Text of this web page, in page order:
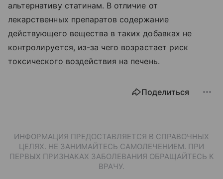
альтернативу статинам. В отличие от
лекарственных препаратов содержание
действующего вещества в таких добавках не
контролируется, из-за чего возрастает риск
токсического воздействия на печень.
Поделиться
ИНФОРМАЦИЯ ПРЕДОСТАВЛЯЕТСЯ В СПРАВОЧНЫХ
ЦЕЛЯХ. НЕ ЗАНИМАЙТЕСЬ САМОЛЕЧЕНИЕМ. ПРИ
ПЕРВЫХ ПРИЗНАКАХ ЗАБОЛЕВАНИЯ ОБРАЩАЙТЕСЬ К
ВРАЧУ.